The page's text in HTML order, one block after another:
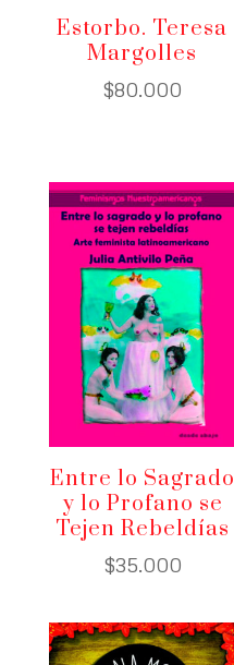
Estorbo. Teresa
Margolles
$80.000
Entre lo Sagrado
y lo Profano se
Tejen Rebeldías
$35.000